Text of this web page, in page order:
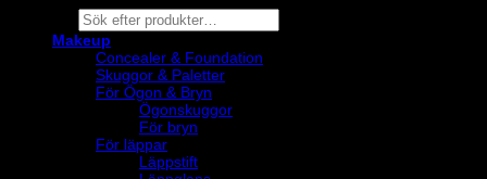
Products
search
Makeup
Concealer & Foundation
Skuggor & Paletter
För Ögon & Bryn
Ögonskuggor
För bryn
För läppar
Läppstift